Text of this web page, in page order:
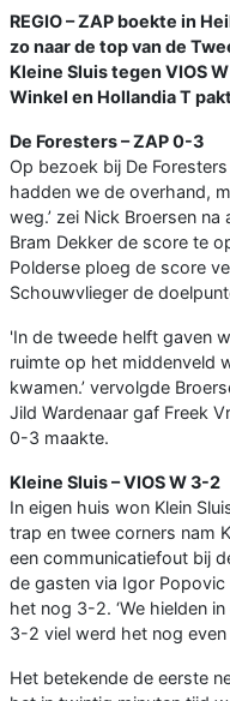
REGIO –ZAP boekte in
zo naar de top van de
Kleine Sluis tegen VIOS
Winkel en Hollandia T
De Foresters – ZAP 0-3
Op bezoek bij De
hadden we de overhand,
weg.’ zei Nick Broersen
Bram Dekker de score te
Polderse ploeg de score
Schouwvlieger de
'In de tweede helft gaven
ruimte op het middenveld
kwamen.’ vervolgde
Jild Wardenaar gaf Freek
0-3 maakte.
Kleine Sluis – VIOS W 3-2
In eigen huis won Klein
trap en twee corners nam
een communicatiefout bij
de gasten via Igor Popovic
het nog 3-2. ‘We hielden
3-2 viel werd het nog even
Het betekende de eerste